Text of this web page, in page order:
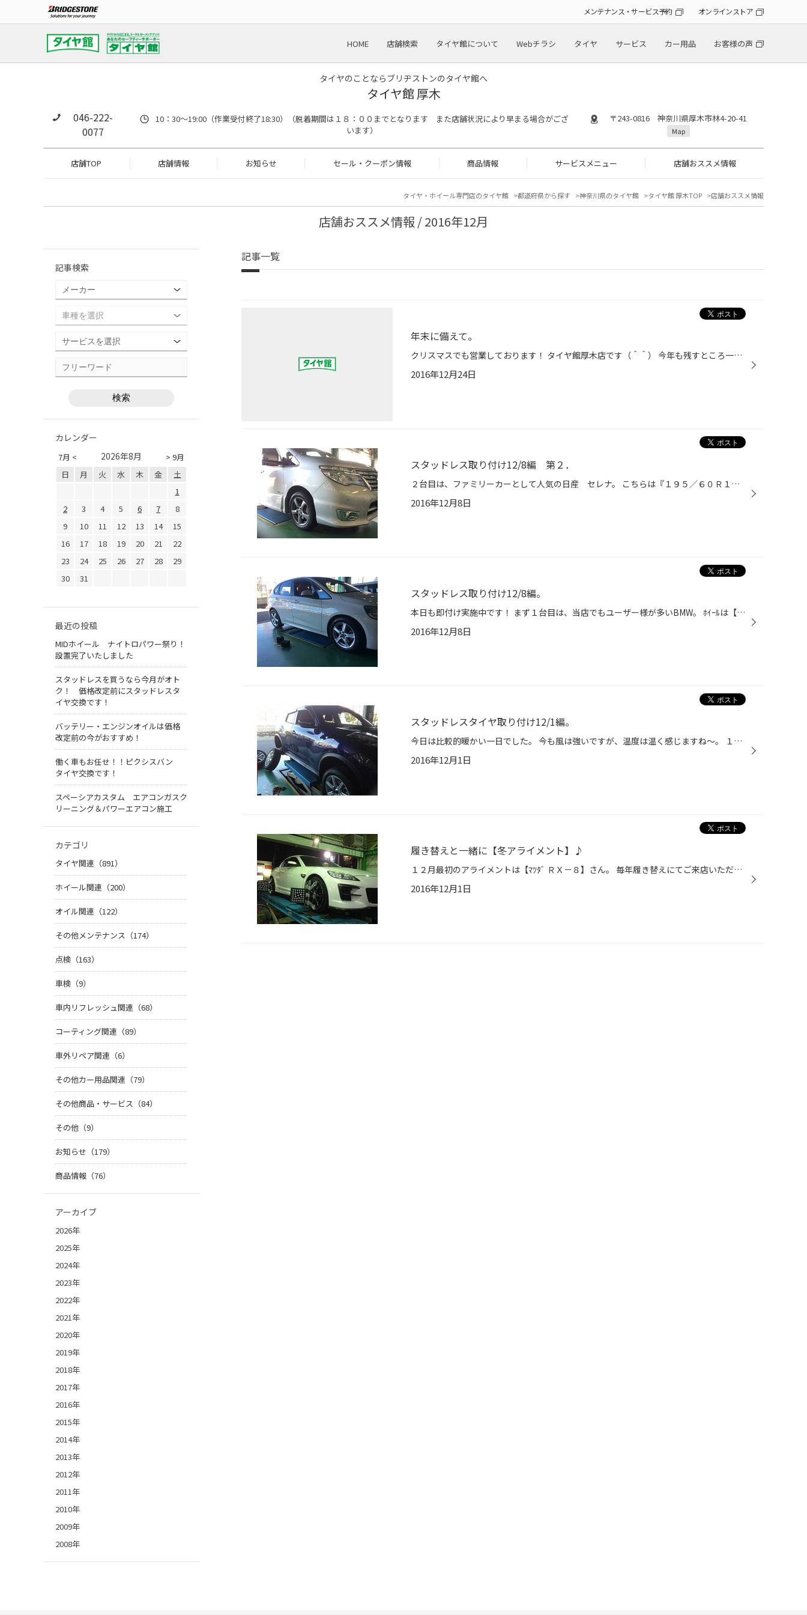
メンテナンス・サービス予約 オンラインストア
HOME 店舗検索 タイヤ館について Webチラシ タイヤ サービス カー用品 お客様の声
タイヤのことならブリヂストンのタイヤ館へ
タイヤ館 厚木
046-222-
0077
10：30～19:00（作業受付終了18:30）（脱着期間は１８：００までとなります また店舗状況により早まる場合がござ
います）
〒243-0816 神奈川県厚木市林4-20-41
Map
店舗TOP 店舗情報 お知らせ セール・クーポン情報 商品情報 サービスメニュー 店舗おススメ情報
タイヤ・ホイール専門店のタイヤ館 都道府県から探す 神奈川県のタイヤ館 タイヤ館 厚木TOP 店舗おススメ情報
店舗おススメ情報 / 2016年12月
記事一覧
年末に備えて。
クリスマスでも営業しております！ タイヤ館厚木店です（＾＾） 今年も残すところ一週間ですね、、、年末に向けて大掃除はされてますか？ 山山は愛車のココアを洗車してもらい（父に） 愛車の７１を乗り回しております♪（乗るごとにｶﾞｿﾘﾝが・・・） お店にはスタッドレスタイヤを取り付ける方が来店...
2016年12月24日
スタッドレス取り付け12/8編 第２．
２台目は、ファミリーカーとして人気の日産 セレナ。 こちらは『１９５／６０Ｒ１６』のサイズにて取り付けしてますが、 インチダウンの『１９５／６５Ｒ１５』でも取り付け可能です（＾＾） #神奈川県、厚木市、林、タイヤ館、タイヤ専門店、ブリヂストン、ブリザック、VRX、スタッドレス、アルミ...
2016年12月8日
スタッドレス取り付け12/8編。
本日も即付け実施中です！ まず１台目は、当店でもユーザー様が多いBMW。 ﾎｲｰﾙは【ﾎﾞﾙﾍﾞｯﾄ】です。 #神奈川県、厚木市、林、タイヤ館、タイヤ専門店、ブリヂストン、ブリザック、VRX、スタッドレス、アルミセット、無料安全点検、オイル、オイルエレメント、バッテリー、エアコンフィルター、ライト...
2016年12月8日
スタッドレスタイヤ取り付け12/1編。
今日は比較的暖かい一日でした。 今も風は強いですが、温度は温く感じますね～。 １２月に入ると履き替えの件数が多くなることが予想されます。 あと少し予約枠がありますので、まだ未装着の方はお早めに！！ 今日の１台↓ 日産 ｼﾞｭｰｸ さんにて、ＶＲＸ＋Ｒ７セットお取付。
2016年12月1日
履き替えと一緒に【冬アライメント】♪
１２月最初のアライメントは【ﾏﾂﾀﾞ ＲＸ－８】さん。 毎年履き替えにてご来店いただいてます。 本日は、冬タイヤへの履き替えと一緒にアライメントを実施致しました！ 夏は夏、冬は冬のサイズでアライメントするとタイヤ性能が発揮できますよ～（＊＾＾＊）
2016年12月1日
記事検索
カレンダー
7月 < > 9月
2026年8月
日 月 火 水 木 金
土
1
2
3 4 5 6 7
8
9
10 11 12 13 14
15
16
17 18 19 20 21
22
23
24 25 26 27 28
29
30
31
最近の投稿
MIDホイール ナイトロパワー祭り！
設置完了いたしました
スタッドレスを買うなら今月がオト
ク！ 価格改定前にスタッドレスタ
イヤ交換です！
バッテリー・エンジンオイルは価格
改定前の今がおすすめ！
働く車もお任せ！！ピクシスバン
タイヤ交換です！
スペーシアカスタム エアコンガスク
リーニング＆パワーエアコン施工
カテゴリ
タイヤ関連（891）
ホイール関連（200）
オイル関連（122）
その他メンテナンス（174）
点検（163）
車検（9）
車内リフレッシュ関連（68）
コーティング関連（89）
車外リペア関連（6）
その他カー用品関連（79）
その他商品・サービス（84）
その他（9）
お知らせ（179）
商品情報（76）
アーカイブ
2026年
2025年
2024年
2023年
2022年
2021年
2020年
2019年
2018年
2017年
2016年
2015年
2014年
2013年
2012年
2011年
2010年
2009年
2008年